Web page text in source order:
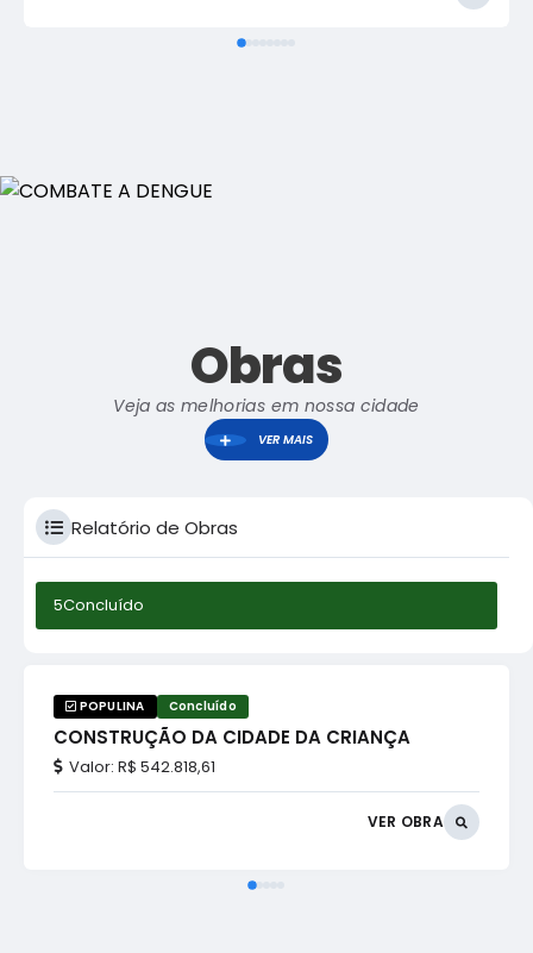
Obras
Veja as melhorias em nossa cidade
VER MAIS
Relatório de Obras
5Concluído
POPULINA Concluído
CONSTRUÇÃO DA CIDADE DA CRIANÇA
Valor: R$ 542.818,61
VER OBRA